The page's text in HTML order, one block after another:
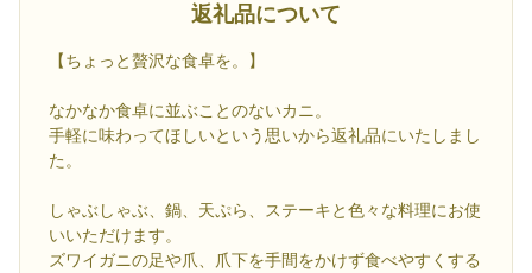
返礼品について
【ちょっと贅沢な食卓を。】
なかなか食卓に並ぶことのないカニ。
手軽に味わってほしいという思いから返礼品にいたしまし
た。
しゃぶしゃぶ、鍋、天ぷら、ステーキと色々な料理にお使
いいただけます。
ズワイガニの足や爪、爪下を手間をかけず食べやすくする